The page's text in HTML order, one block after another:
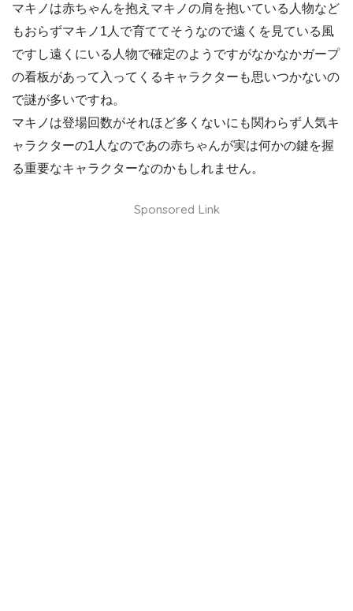
マキノは赤ちゃんを抱えマキノの肩を抱いている人物など
もおらずマキノ1人で育ててそうなので遠くを見ている風
ですし遠くにいる人物で確定のようですがなかなかガープ
の看板があって入ってくるキャラクターも思いつかないの
で謎が多いですね。
マキノは登場回数がそれほど多くないにも関わらず人気キ
ャラクターの1人なのであの赤ちゃんが実は何かの鍵を握
る重要なキャラクターなのかもしれません。
Sponsored Link